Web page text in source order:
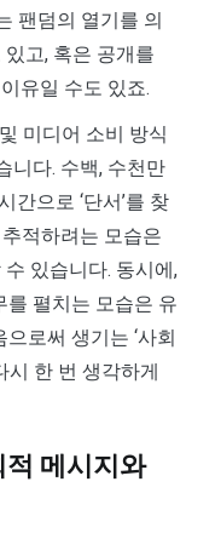
팬덤의 열기를 의
있고, 혹은 공개를
유일 수도 있죠.
미디어 소비 방식
니다. 수백, 수천만
간으로 ‘단서’를 찾
적하려는 모습은
수 있습니다. 동시에,
를 펼치는 모습은 유
로써 생기는 ‘사회
시 한 번 생각하게
메시지와